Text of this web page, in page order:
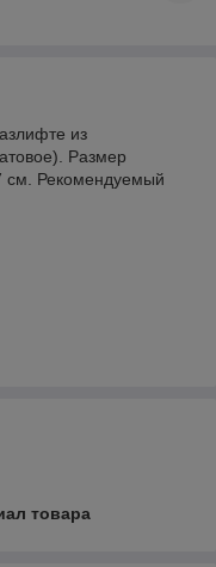
из
Размер
см. Рекомендуемый
товара